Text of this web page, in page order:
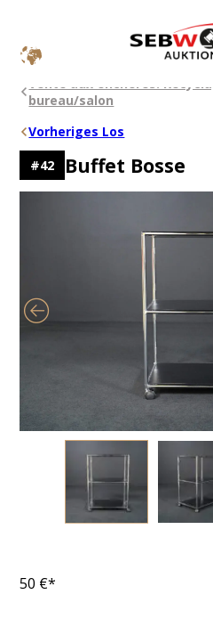
Aller
contenu
Vente aux enchères:
bureau/salon
Vorheriges Los
#42 Buffet Bosse
50 €*